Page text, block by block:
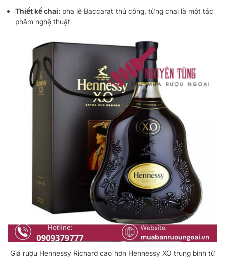
Thiết kế chai: pha lê Baccarat thủ công, từng chai là một tác
phẩm nghệ thuật
Giá rượu Hennessy Richard cao hơn Hennessy XO trung bình từ